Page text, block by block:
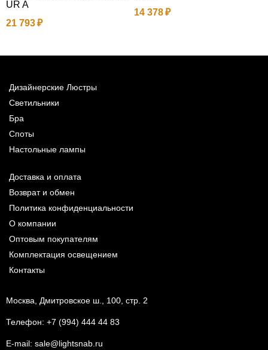
UR A
21 793
14 378
Дизайнерские Люстры
Светильники
Бра
Споты
Настольные лампы
Доставка и оплата
Возврат и обмен
Политика конфиденциальности
О компании
Оптовым покупателям
Комплектация освещением
Контакты
Москва, Дмитровское ш., 100, стр. 2
Телефон: +7 (994) 444 44 83
E-mail: sale@lightsnab.ru